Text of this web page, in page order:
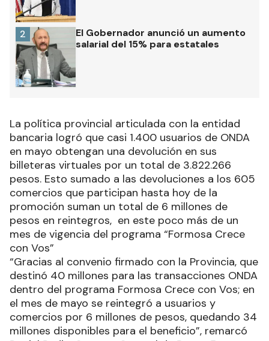
El Gobernador anunció un aumento
salarial del 15% para estatales
2
La política provincial articulada con la entidad
bancaria logró que casi 1.400 usuarios de ONDA
en mayo obtengan una devolución en sus
billeteras virtuales por un total de 3.822.266
pesos. Esto sumado a las devoluciones a los 605
comercios que participan hasta hoy de la
promoción suman un total de 6 millones de
pesos en reintegros, en este poco más de un
mes de vigencia del programa “Formosa Crece
con Vos”
“Gracias al convenio firmado con la Provincia, que
destinó 40 millones para las transacciones ONDA
dentro del programa Formosa Crece con Vos; en
el mes de mayo se reintegró a usuarios y
comercios por 6 millones de pesos, quedando 34
millones disponibles para el beneficio”, remarcó